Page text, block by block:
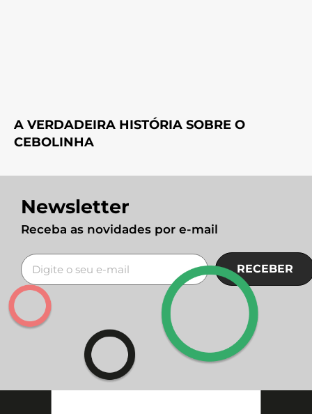
A VERDADEIRA HISTÓRIA SOBRE O
CEBOLINHA
Newsletter
Receba as novidades por e-mail
RECEBER